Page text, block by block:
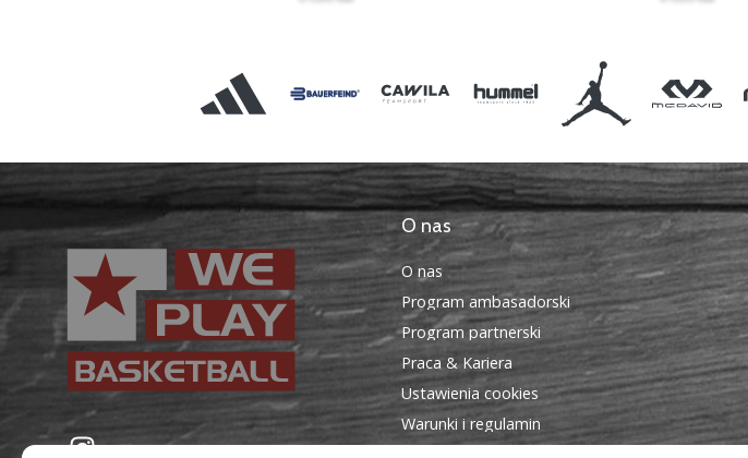
WePlayBasketball.pl
Instagram
O nas
O nas
Program ambasadorski
Program partnerski
Praca & Kariera
Ustawienia cookies
Warunki i regulamin